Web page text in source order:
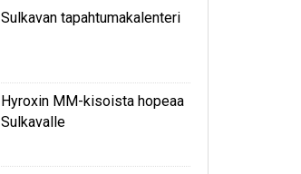
Sulkavan tapahtumakalenteri
Hyroxin MM-kisoista hopeaa
Sulkavalle